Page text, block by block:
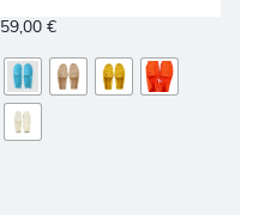
59,00 €